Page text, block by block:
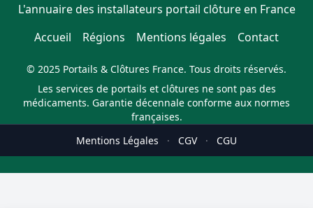
L'annuaire des installateurs portail clôture en France
Accueil
Régions Mentions légales Contact
© 2025 Portails & Clôtures France. Tous droits réservés.
Les services de portails et clôtures ne sont pas des
médicaments. Garantie décennale conforme aux normes
françaises.
Mentions Légales
· CGV · CGU